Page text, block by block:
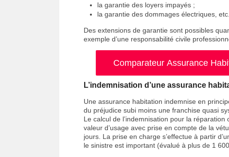
la garantie des loyers impayés ;
la garantie des dommages électriques, etc.
Des extensions de garantie sont possibles
exemple d’une responsabilité civile
Comparateur Assurance
L’indemnisation d’une assurance
Une assurance habitation indemnise en
du préjudice subi moins une franchise quasi
Le calcul de l’indemnisation pour la
valeur d’usage avec prise en compte de la
jours. La prise en charge s’effectue à partir
le sinistre est important (évalué à plus de 1 600